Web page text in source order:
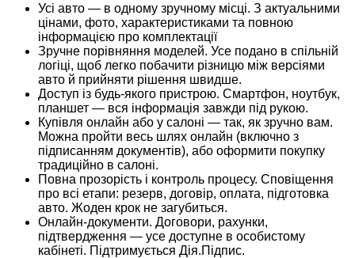
Усі авто — в одному зручному місці. З актуальними
цінами, фото, характеристиками та повною
інформацією про комплектації
Зручне порівняння моделей. Усе подано в спільній
логіці, щоб легко побачити різницю між версіями
авто й прийняти рішення швидше.
Доступ із будь-якого пристрою. Смартфон, ноутбук,
планшет — вся інформація завжди під рукою.
Купівля онлайн або у салоні — так, як зручно вам.
Можна пройти весь шлях онлайн (включно з
підписанням документів), або оформити покупку
традиційно в салоні.
Повна прозорість і контроль процесу. Сповіщення
про всі етапи: резерв, договір, оплата, підготовка
авто. Жоден крок не загубиться.
Онлайн-документи. Договори, рахунки,
підтвердження — усе доступне в особистому
кабінеті. Підтримується Дія.Підпис.